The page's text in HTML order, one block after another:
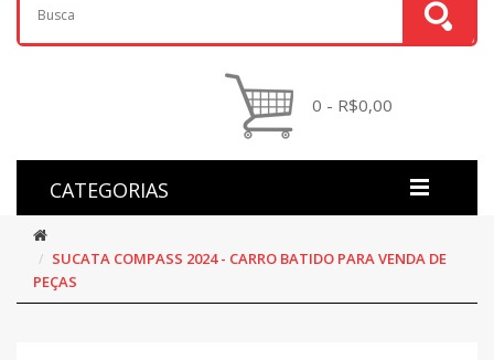
0 - R$0,00
CATEGORIAS
SUCATA COMPASS 2024 - CARRO BATIDO PARA VENDA DE
PEÇAS